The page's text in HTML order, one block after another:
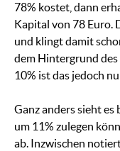
78% kostet, dann
Kapital von 78 Euro.
und klingt damit
dem Hintergrund
10% ist das jedoch
Ganz anders sieht
um 11% zulegen
ab. Inzwischen